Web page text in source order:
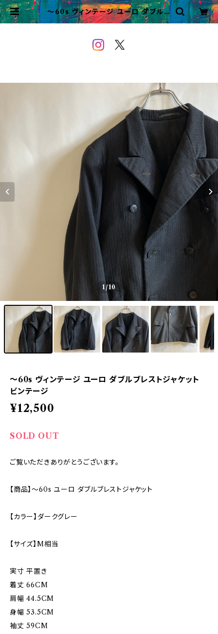
〜60s ヴィンテージ ユーロ ダブルブ
レストジャケット ビンテージ | VINT
1/10
〜60s ヴィンテージ ユーロ ダブルブレストジャケット
ビンテージ
¥12,500
SOLD OUT
ご覧いただきありがとうございます。
【商品】〜60s ユーロ ダブルブレストジャケット
【カラー】ダークグレー
【サイズ】M相当
実寸 平置き
着丈 66CM
肩幅 44.5CM
身幅 53.5CM
袖丈 59CM